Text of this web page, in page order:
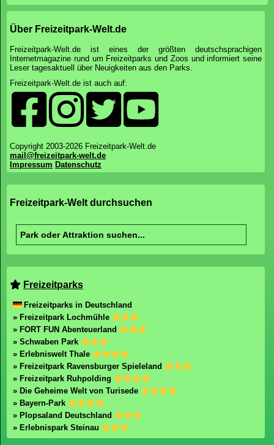
Über Freizeitpark-Welt.de
Freizeitpark-Welt.de ist eines der größten deutschsprachigen
Internetmagazine rund um Freizeitparks und Zoos und informiert seine
Leser tagesaktuell über Neuigkeiten aus den Parks.
Freizeitpark-Welt.de ist auch auf:
Copyright 2003-2026 Freizeitpark-Welt.de
mail@freizeitpark-welt.de
Impressum Datenschutz
Freizeitpark-Welt durchsuchen
Freizeitparks
Freizeitparks in Deutschland
» Freizeitpark Lochmühle
» FORT FUN Abenteuerland
» Schwaben Park
» Erlebniswelt Thale
» Freizeitpark Ravensburger Spieleland
» Freizeitpark Ruhpolding
» Die Geheime Welt von Turisede
» Bayern-Park
» Plopsaland Deutschland
» Erlebnispark Steinau